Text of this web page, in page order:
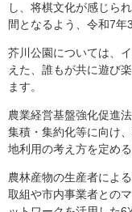
し、将棋文化が感じら
間となるよう、令和7年
芥川公園については、
えた、誰もが共に遊び
ます。
農業経営基盤強化促進
集積・集約化等に向け
地利用の考え方を定め
農林産物の生産者によ
取組や市内事業者との